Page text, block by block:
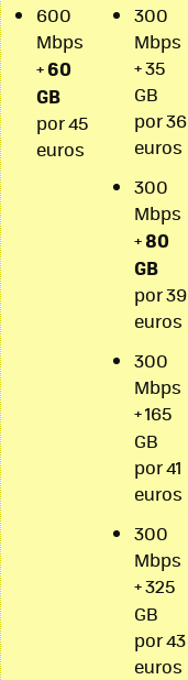
600
Mbps
+60
GB
por 45
euros
300
Mbps
+ 35
GB
por 36
euros
300
Mbps
+80
GB
por 39
euros
300
Mbps
+ 165
GB
por 41
euros
300
Mbps
+ 325
GB
por 43
euros